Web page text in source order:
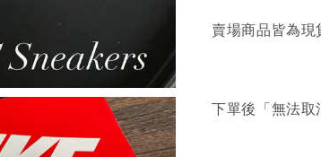
賣場商品皆為現
下單後「無法取